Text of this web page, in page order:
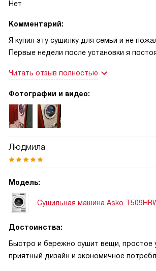
Нет
Комментарий:
Я купил эту сушилку для семьи и не
Первые недели после установки я
вещами: после короткой поездки за пару
рубашки и футболки, а полотенца —
позволяет делать это за один цикл,
нервы. Очень выручает деликатная
идеальном виде, без усадки и заломов
Читать отзыв полностью
Фотографии и видео:
Людмила
Модель:
Сушильная машина Asko
Достоинства:
Быстро и бережно сушит вещи, простое
приятный дизайн и экономичное